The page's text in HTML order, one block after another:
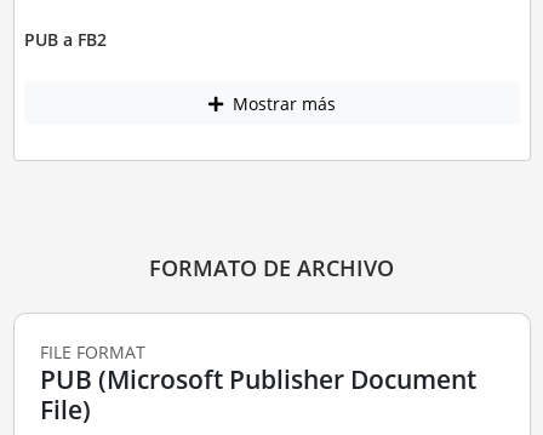
PUB a FB2
Mostrar más
FORMATO DE ARCHIVO
FILE FORMAT
PUB (Microsoft Publisher Document
File)